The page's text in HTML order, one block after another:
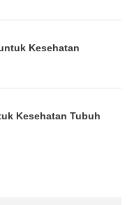
Kesehatan
Kesehatan Tubuh